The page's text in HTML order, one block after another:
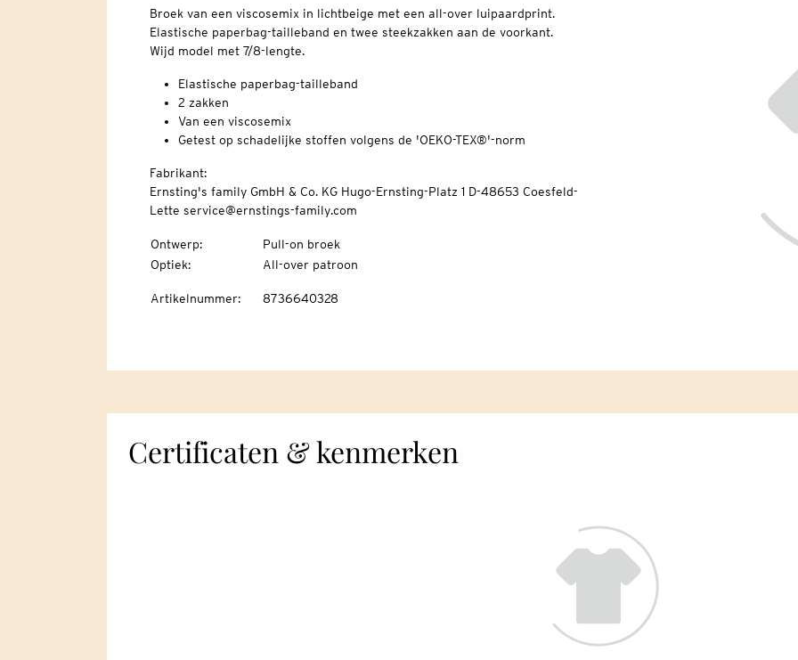
Broek van een viscosemix in lichtbeige met een all-over luipaardprint.
Elastische paperbag-tailleband en twee steekzakken aan de voorkant.
Wijd model met 7/8-lengte.
Elastische paperbag-tailleband
2 zakken
Van een viscosemix
Getest op schadelijke stoffen volgens de 'OEKO-TEX®'-norm
Fabrikant:
Ernsting's family GmbH & Co. KG Hugo-Ernsting-Platz 1 D-48653 Coesfeld-
Lette service@ernstings-family.com
Ontwerp:
Pull-on broek
Optiek: All-over patroon
Artikelnummer: 8736640328
Certificaten & kenmerken